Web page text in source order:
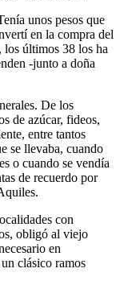
unos pesos que
en la compra del
los últimos 38 los ha
-junto a doña
De los
de azúcar, fideos,
entre tantos
se llevaba, cuando
o cuando se vendía
de recuerdo por
con
obligó al viejo
en
clásico ramos